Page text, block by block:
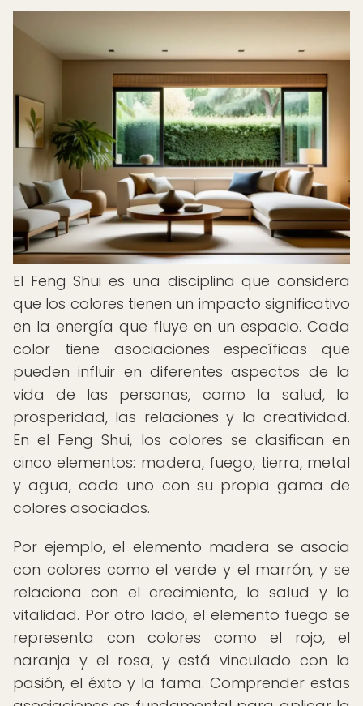
El Feng Shui es una disciplina que considera
que los colores tienen un impacto significativo
en la energía que fluye en un espacio. Cada
color tiene asociaciones específicas que
pueden influir en diferentes aspectos de la
vida de las personas, como la salud, la
prosperidad, las relaciones y la creatividad.
En el Feng Shui, los colores se clasifican en
cinco elementos: madera, fuego, tierra, metal
y agua, cada uno con su propia gama de
colores asociados.
Por ejemplo, el elemento madera se asocia
con colores como el verde y el marrón, y se
relaciona con el crecimiento, la salud y la
vitalidad. Por otro lado, el elemento fuego se
representa con colores como el rojo, el
naranja y el rosa, y está vinculado con la
pasión, el éxito y la fama. Comprender estas